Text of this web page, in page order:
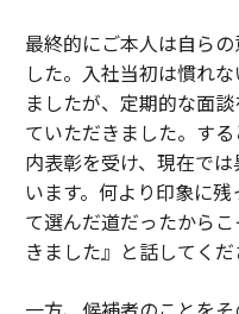
最終的にご本人は自ら
した。入社当初は慣れ
ましたが、定期的な面
ていただきました。す
内表彰を受け、現在で
います。何より印象に
て選んだ道だったから
きました』と話してくだ